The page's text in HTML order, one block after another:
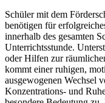
Schüler mit dem
benötigen für
innerhalb des gesamten
Unterrichtsstunde.
oder Hilfen zur
kommt einer ruhigen,
ausgewogenen Wechsel
Konzentrations- und